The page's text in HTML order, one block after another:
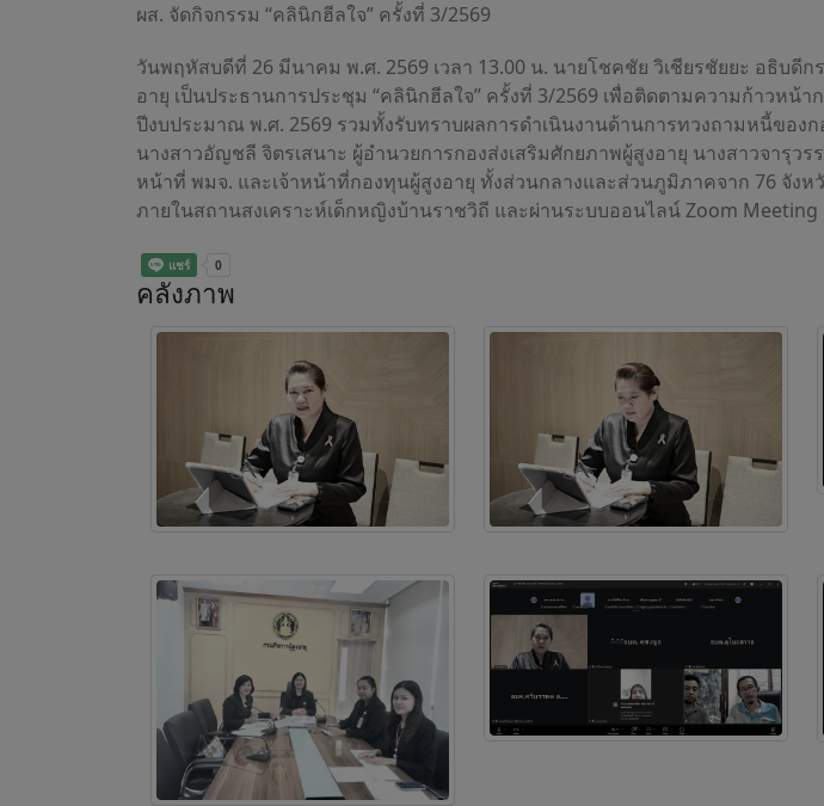
ผส. จัดกิจกรรม “คลินิกฮีลใจ” ครั้งที่ 3/2569
วันพฤหัสบดีที่ 26 มีนาคม พ.ศ. 2569 เวลา 13.00 น. นายโชคชัย วิเชียรชัยยะ อธิบ
อายุ เป็นประธานการประชุม “คลินิกฮีลใจ” ครั้งที่ 3/2569 เพื่อติดตามความก้าวห
ปีงบประมาณ พ.ศ. 2569 รวมทั้งรับทราบผลการดำเนินงานด้านการทวงถามหนี้ของ
นางสาวอัญชลี จิตรเสนาะ ผู้อำนวยการกองส่งเสริมศักยภาพผู้สูงอายุ นางสาวจารุ
หน้าที่ พมจ. และเจ้าหน้าที่กองทุนผู้สูงอายุ ทั้งส่วนกลางและส่วนภูมิภาคจาก 76 จั
ภายในสถานสงเคราะห์เด็กหญิงบ้านราชวิถี และผ่านระบบออนไลน์ Zoom Meeting
คลังภาพ